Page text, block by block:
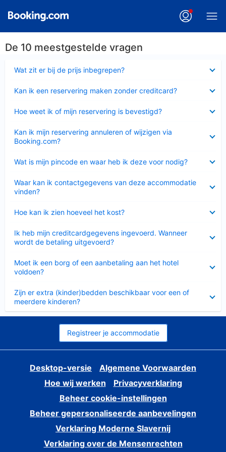
De 10 meestgestelde vragen
Wat zit er bij de prijs inbegrepen?
Kan ik een reservering maken zonder creditcard?
Hoe weet ik of mijn reservering is bevestigd?
Kan ik mijn reservering annuleren of wijzigen via
Booking.com?
Wat is mijn pincode en waar heb ik deze voor nodig?
Waar kan ik contactgegevens van deze accommodatie
vinden?
Hoe kan ik zien hoeveel het kost?
Ik heb mijn creditcardgegevens ingevoerd. Wanneer
wordt de betaling uitgevoerd?
Moet ik een borg of een aanbetaling aan het hotel
voldoen?
Zijn er extra (kinder)bedden beschikbaar voor een of
meerdere kinderen?
Registreer je accommodatie
Desktop-versie
Algemene Voorwaarden
Hoe wij werken
Privacyverklaring
Beheer cookie-instellingen
Beheer gepersonaliseerde aanbevelingen
Verklaring Moderne Slavernij
Verklaring over de Mensenrechten